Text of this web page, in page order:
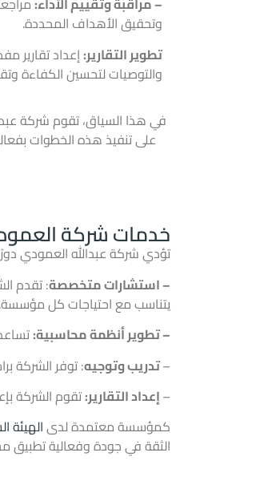
وتحقيق الأهداف المحددة.
تطوير التقارير:إعداد تقارير
والتوصيات لتحسين الكفاءة
في هذا السياق، تقوم شركة
على تنفيذ هذه الخطوات
خدمات شركة
تؤدي شركة عبدالله العمودي
– استشارات متخصصة: تقدم
يتناسب مع احتياجات كل مؤسسة.
– تطوير أنظمة محاسبية:
–تدريب وتوجيه: توفر الشركة
–إعداد التقارير:تقوم الشركة
كمؤسسة معتمدة لدىالهيئة
الثقة في جودة وفعالية